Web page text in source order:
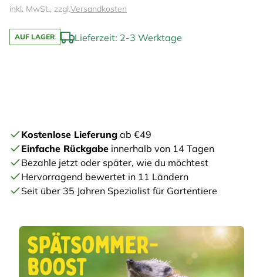
inkl. MwSt., zzgl.Versandkosten
AUF LAGER Lieferzeit: 2-3 Werktage
Kostenlose Lieferung ab €49
Einfache Rückgabe innerhalb von 14 Tagen
Bezahle jetzt oder später, wie du möchtest
Hervorragend bewertet in 11 Ländern
Seit über 35 Jahren Spezialist für Gartentiere